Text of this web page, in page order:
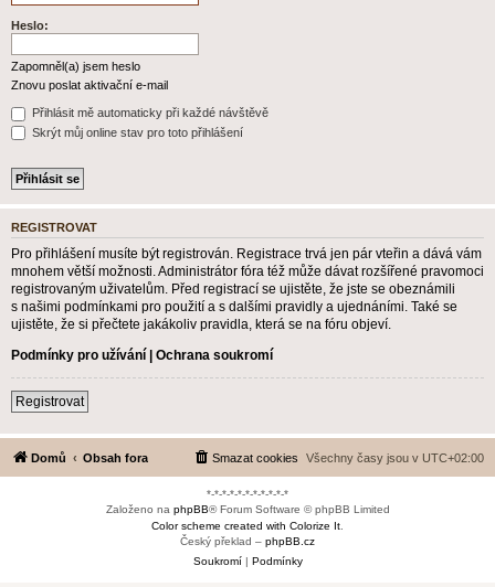
Heslo:
Zapomněl(a) jsem heslo
Znovu poslat aktivační e-mail
Přihlásit mě automaticky při každé návštěvě
Skrýt můj online stav pro toto přihlášení
REGISTROVAT
Pro přihlášení musíte být registrován. Registrace trvá jen pár vteřin a dává vám
mnohem větší možnosti. Administrátor fóra též může dávat rozšířené pravomoci
registrovaným uživatelům. Před registrací se ujistěte, že jste se obeznámili
s našimi podmínkami pro použití a s dalšími pravidly a ujednáními. Také se
ujistěte, že si přečtete jakákoliv pravidla, která se na fóru objeví.
Podmínky pro užívání | Ochrana soukromí
Registrovat
Domů Obsah fora Všechny časy jsou v UTC+02:00
Smazat cookies
*-*-*-*-*-*-*-*-*-*-*
Založeno na phpBB® Forum Software © phpBB Limited
Color scheme created with Colorize It
Český překlad – phpBB.cz
Soukromí| Podmínky